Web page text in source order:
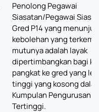
Penolong Pegawai
Siasatan/Pegawai
Gred P14 yang
kebolehan yang
mutunya adalah layak
dipertimbangkan bagi
pangkat ke gred yang
tinggi yang kosong
Kumpulan Pengurusan
Tertinggi.